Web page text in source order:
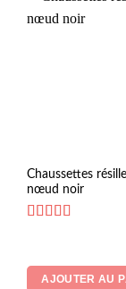
Chaussettes
nœud noir
AJOUTER AU